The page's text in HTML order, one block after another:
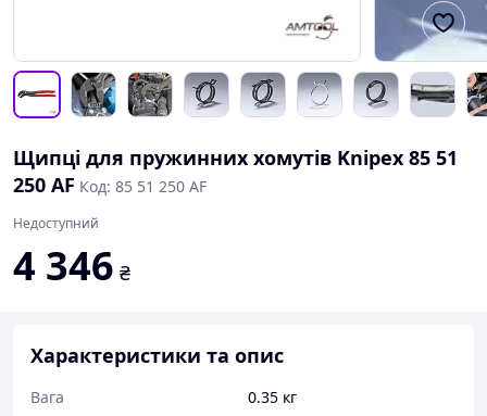
Щипці для пружинних хомутів Knipex 85 51
250 AF Код: 85 51 250 AF
Недоступний
4 346 ₴
Характеристики та опис
Вага
0.35 кг